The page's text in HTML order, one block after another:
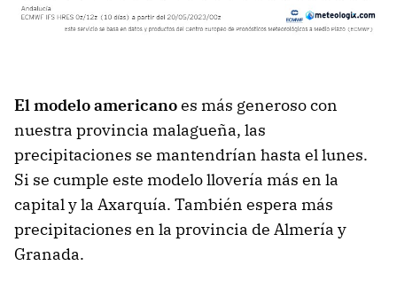
El modelo americanoes más generoso con
nuestra provincia malagueña, las
precipitaciones se mantendrían hasta el lunes.
Si se cumple este modelo llovería más en la
capital y la Axarquía. También espera más
precipitaciones en la provincia de Almería y
Granada.